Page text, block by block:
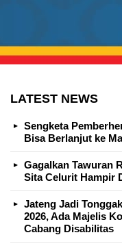
LATEST NEWS
Sengketa
Bisa Berlanjut ke
Gagalkan Tawuran
Sita Celurit Hampir
Jateng Jadi
2026, Ada Majelis
Cabang Disabilitas